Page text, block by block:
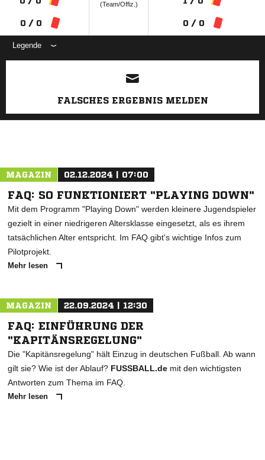
0 / 0
(Team/Offiz.)
0 / 0
Legende
ANZEIGE
FALSCHES ERGEBNIS MELDEN
MAGAZIN 02.12.2024 | 07:00
FAQ: SO FUNKTIONIERT "PLAYING DOWN"
Mit dem Programm "Playing Down" werden kleinere Jugendspieler
gezielt in einer niedrigeren Altersklasse eingesetzt, als es ihrem
tatsächlichen Alter entspricht. Im FAQ gibt's wichtige Infos zum
Pilotprojekt.
Mehr lesen
MAGAZIN 22.09.2024 | 12:30
FAQ: EINFÜHRUNG DER
"KAPITÄNSREGELUNG"
Die "Kapitänsregelung" hält Einzug in deutschen Fußball. Ab wann
gilt sie? Wie ist der Ablauf? FUSSBALL.de mit den wichtigsten
Antworten zum Thema im FAQ.
Mehr lesen